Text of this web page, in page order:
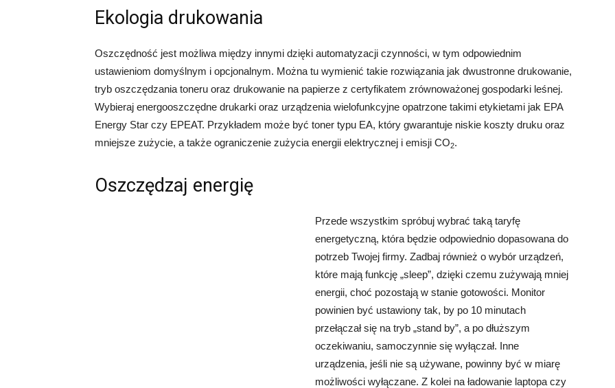
Ekologia drukowania
Oszczędność jest możliwa między innymi dzięki automatyzacji czynności, w tym odpowiednim
ustawieniom domyślnym i opcjonalnym. Można tu wymienić takie rozwiązania jak dwustronne drukowanie,
tryb oszczędzania toneru oraz drukowanie na papierze z certyfikatem zrównoważonej gospodarki leśnej.
Wybieraj energooszczędne drukarki oraz urządzenia wielofunkcyjne opatrzone takimi etykietami jak EPA
Energy Star czy EPEAT. Przykładem może być toner typu EA, który gwarantuje niskie koszty druku oraz
mniejsze zużycie, a także ograniczenie zużycia energii elektrycznej i emisji CO2.
Oszczędzaj energię
Przede wszystkim spróbuj wybrać taką taryfę
energetyczną, która będzie odpowiednio dopasowana do
potrzeb Twojej firmy. Zadbaj również o wybór urządzeń,
które mają funkcję „sleep”, dzięki czemu zużywają mniej
energii, choć pozostają w stanie gotowości. Monitor
powinien być ustawiony tak, by po 10 minutach
przełączał się na tryb „stand by”, a po dłuższym
oczekiwaniu, samoczynnie się wyłączał. Inne
urządzenia, jeśli nie są używane, powinny być w miarę
możliwości wyłączane. Z kolei na ładowanie laptopa czy